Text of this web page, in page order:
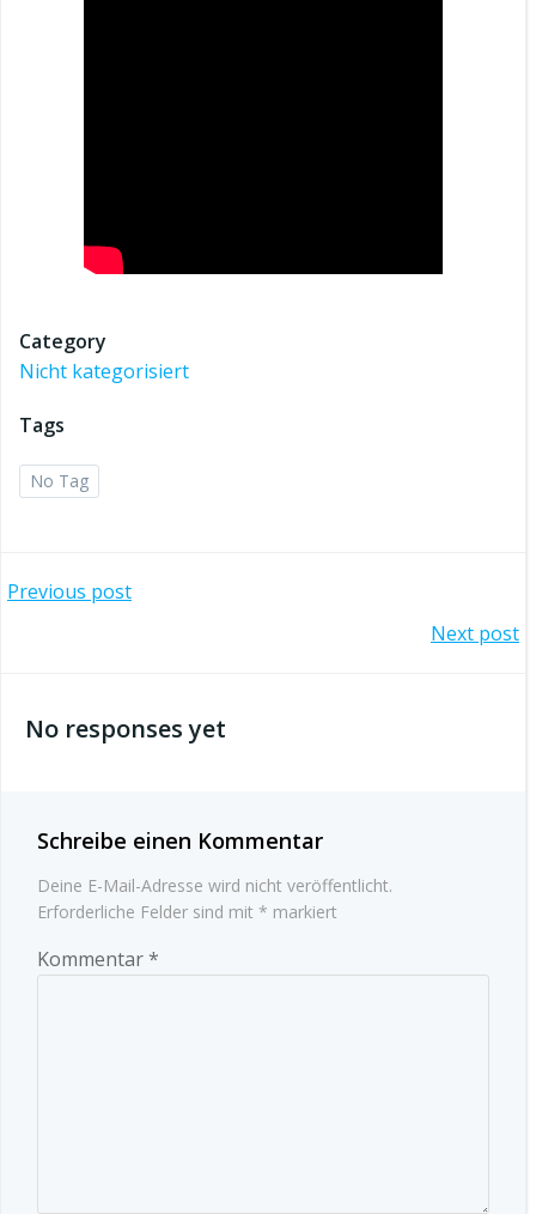
Category
Nicht kategorisiert
Tags
No Tag
Beitragsnavigation
Previous post
Next post
No responses yet
Schreibe einen Kommentar
Deine E-Mail-Adresse wird nicht veröffentlicht.
Erforderliche Felder sind mit * markiert
Kommentar*